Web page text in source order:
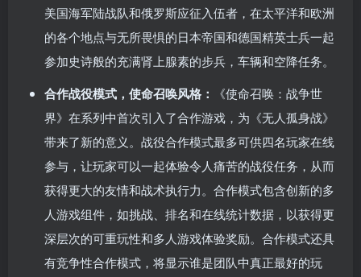
美国海军陆战队和俄罗斯应征入伍者，在太平洋和欧洲
的各个地点与无所畏惧的日本帝国和德国精英士兵一起
参加史诗般的充满肾上腺素的步兵，车辆和空降任务。
合作战役模式，使命召唤风格：
《使命召唤：战争世
界》在系列中首次引入了合作游戏，为《无人孤身战》
带来了新的意义。战役合作模式最多可供四名玩家在线
参与，让玩家可以一起体验令人痛苦的战役任务，从而
获得更大的友情和战术执行力。合作模式包含创新的多
人游戏组件，如挑战、排名和在线统计数据，以获得更
深层次的可重玩性和多人游戏体验奖励。合作模式还具
有竞争性合作模式，将显示谁是团队中真正最好的玩